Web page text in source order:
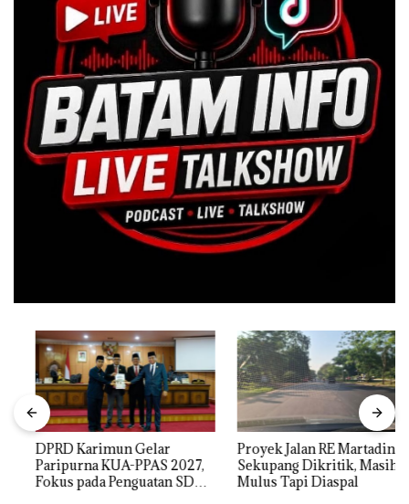
DPRD Karimun Gelar
Paripurna KUA-PPAS 2027,
Fokus pada Penguatan SDM,
Proyek Jalan RE Martadinata
Sekupang Dikritik, Masih
Mulus Tapi Diaspal